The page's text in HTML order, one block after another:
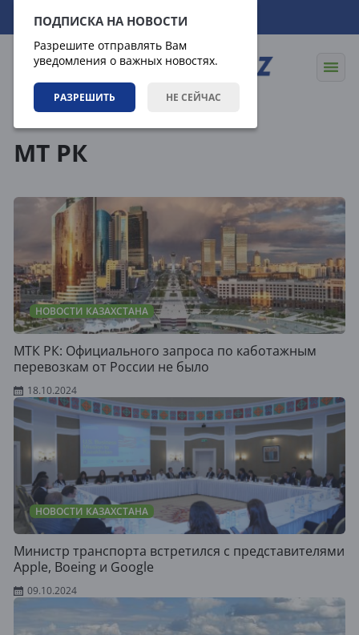
ПОДПИСКА НА НОВОСТИ
Разрешите отправлять Вам
уведомления о важных новостях.
РАЗРЕШИТЬ НЕ СЕЙЧАС
08.08.2026 09:06:20
МТ РК
НОВОСТИ КАЗАХСТАНА
МТК РК: Официального запроса по каботажным
перевозкам от России не было
18.10.2024
НОВОСТИ КАЗАХСТАНА
Министр транспорта встретился с представителями
Apple, Boeing и Google
09.10.2024